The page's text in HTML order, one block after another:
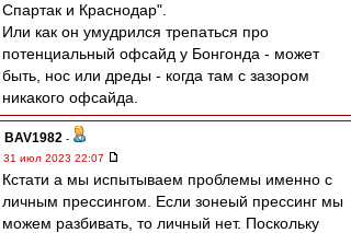
Спартак и Краснодар".
Или как он умудрился трепаться про
потенциальный офсайд у Бонгонда - может
быть, нос или дреды - когда там с зазором
никакого офсайда.
BAV1982 -
31 июл 2023 22:07
Кстати а мы испытываем проблемы именно с
личным прессингом. Если зонеый прессинг мы
можем разбивать, то личный нет. Поскольку